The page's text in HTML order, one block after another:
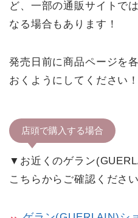
ど、一部の通販サイトで
なる場合もあります！
発売日前に商品ページを
おくようにしてください！
店頭で購入する場合
▼お近くのゲラン
こちらからご確認ください